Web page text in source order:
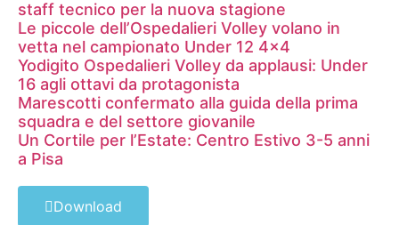
staff tecnico per la nuova stagione
Le piccole dell’Ospedalieri Volley volano in
vetta nel campionato Under 12 4×4
Yodigito Ospedalieri Volley da applausi: Under
16 agli ottavi da protagonista
Marescotti confermato alla guida della prima
squadra e del settore giovanile
Un Cortile per l’Estate: Centro Estivo 3-5 anni
a Pisa
Download